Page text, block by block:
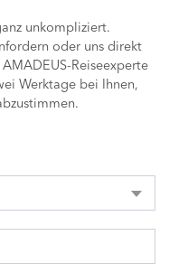
unkompliziert.
oder uns direkt
Reiseexperte
Werktage bei Ihnen,